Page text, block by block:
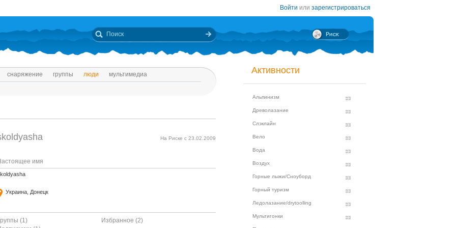
Войти или зарегистрироваться
снаряжение группы люди мультимедиа
На Риске с 23.02.2009
имя
Украина, Донецк
(1)
Избранное (2)
Активности
Альпинизм
Древолазание
Слэклайн
Вело
Вода
Воздух
Горные лыжи/Сноуборд
Горный туризм
Ледолазание/drytoolling
Мультигонки